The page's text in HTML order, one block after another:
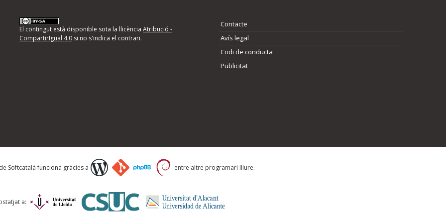
d'errors
següents i descriviu quina és la millora que
El contingut està disponible sota la llicència Atribució -
CompartirIgual 4.0si no s'indica el contrari.
Contacte
Avís legal
Codi de conducta
Publicitat
Softcatalà funciona gràcies a entre altre programari lliure.
a: